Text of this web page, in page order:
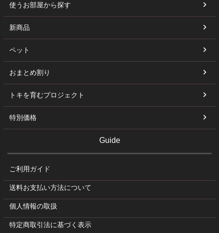
使うお部屋から探す
新商品
ペット
おまとめ割り
トキを育むプロジェクト
特別価格
Guide
ご利用ガイド
送料お支払い方法について
個人情報の取扱
特定商取引法に基づく表示